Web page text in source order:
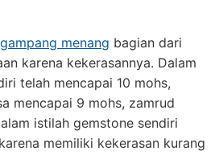
menang bagian dari
karena kekerasannya. Dalam
telah mencapai 10 mohs,
mencapai 9 mohs, zamrud
istilah gemstone sendiri
memiliki kekerasan kurang